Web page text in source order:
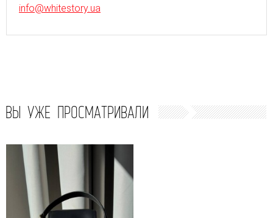
info@whitestory.ua
ВЫ УЖЕ ПРОСМАТРИВАЛИ